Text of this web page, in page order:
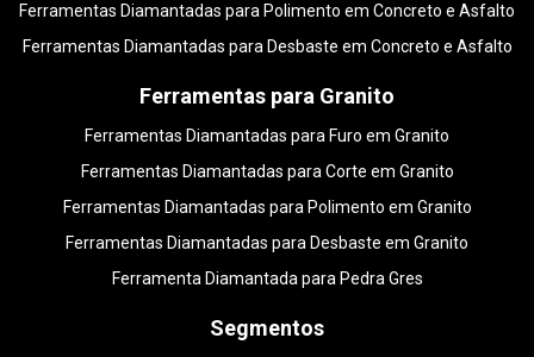
Ferramentas Diamantadas para Polimento em Concreto e Asfalto
Ferramentas Diamantadas para Desbaste em Concreto e Asfalto
Ferramentas para Granito
Ferramentas Diamantadas para Furo em Granito
Ferramentas Diamantadas para Corte em Granito
Ferramentas Diamantadas para Polimento em Granito
Ferramentas Diamantadas para Desbaste em Granito
Ferramenta Diamantada para Pedra Gres
Segmentos